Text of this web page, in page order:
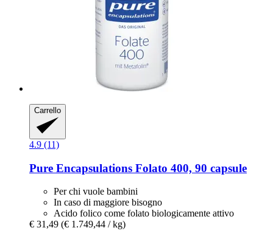
Carrello
4.9 (11)
Pure Encapsulations Folato 400, 90 capsule
Per chi vuole bambini
In caso di maggiore bisogno
Acido folico come folato biologicamente attivo
€ 31,49 (€ 1.749,44 / kg)